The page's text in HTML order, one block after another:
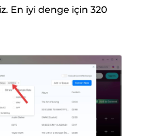
En iyi denge için 320